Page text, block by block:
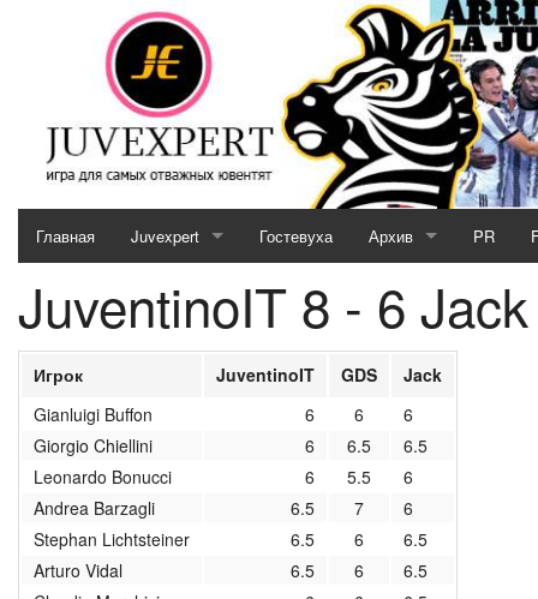
Главная Juvexpert
Serie A (2026 / 2027)
MotoGP & Biathlon
Новости кубков 2026-27
Гостевуха Архив
2025/2026
2022/2023
2021/2022
2020/2021
PR
JuventinoIT 8 - 6 Jack
Игрок JuventinoIT GDS
Jack
Gianluigi Buffon
6 6
6
Giorgio Chiellini
6 6.5
6.5
Leonardo Bonucci
6 5.5
6
Andrea Barzagli
6.5 7
6
Stephan Lichtsteiner
6.5 6
6.5
Arturo Vidal
6.5 6
6.5